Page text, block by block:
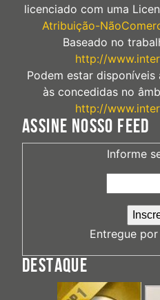
licenciado com uma
Atribuição-
Baseado no
http://
Podem estar
às concedidas no
http://
ASSINE NOSSO FEED
Informe
Entregue por
DESTAQUE